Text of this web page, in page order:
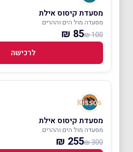
מסעדת קיסוס אילת
מסעדה מול הים וההרים
100 ₪
85 ₪
לרכישה
מסעדת קיסוס אילת
מסעדה מול הים וההרים
300 ₪
255 ₪